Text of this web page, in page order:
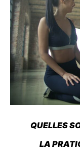
QUELLES
LA